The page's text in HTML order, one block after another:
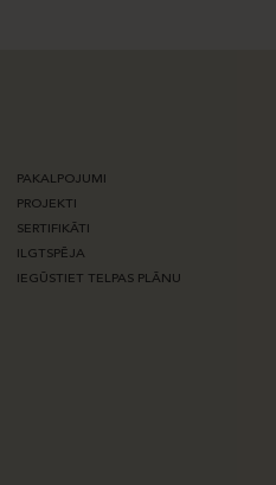
PAKALPOJUMI
PROJEKTI
SERTIFIKĀTI
ILGTSPĒJA
IEGŪSTIET TELPAS PLĀNU